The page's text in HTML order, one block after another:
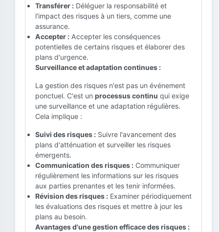
Transférer : Déléguer la responsabilité et
l'impact des risques à un tiers, comme une
assurance.
Accepter : Accepter les conséquences
potentielles de certains risques et élaborer des
plans d'urgence.
Surveillance et adaptation continues :
La gestion des risques n'est pas un événement
ponctuel. C'est un processus continu qui exige
une surveillance et une adaptation régulières.
Cela implique :
Suivi des risques : Suivre l'avancement des
plans d'atténuation et surveiller les risques
émergents.
Communication des risques : Communiquer
régulièrement les informations sur les risques
aux parties prenantes et les tenir informées.
Révision des risques : Examiner périodiquement
les évaluations des risques et mettre à jour les
plans au besoin.
Avantages d'une gestion efficace des risques :